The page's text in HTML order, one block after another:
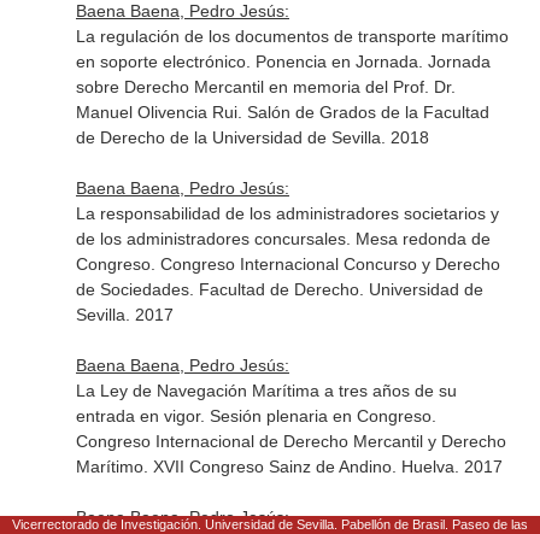
Baena Baena, Pedro Jesús:
La regulación de los documentos de transporte marítimo
en soporte electrónico. Ponencia en Jornada. Jornada
sobre Derecho Mercantil en memoria del Prof. Dr.
Manuel Olivencia Rui. Salón de Grados de la Facultad
de Derecho de la Universidad de Sevilla. 2018
Baena Baena, Pedro Jesús:
La responsabilidad de los administradores societarios y
de los administradores concursales. Mesa redonda de
Congreso. Congreso Internacional Concurso y Derecho
de Sociedades. Facultad de Derecho. Universidad de
Sevilla. 2017
Baena Baena, Pedro Jesús:
La Ley de Navegación Marítima a tres años de su
entrada en vigor. Sesión plenaria en Congreso.
Congreso Internacional de Derecho Mercantil y Derecho
Marítimo. XVII Congreso Sainz de Andino. Huelva. 2017
Baena Baena, Pedro Jesús:
Vicerrectorado de Investigación. Universidad de Sevilla. Pabellón de Brasil. Paseo de las